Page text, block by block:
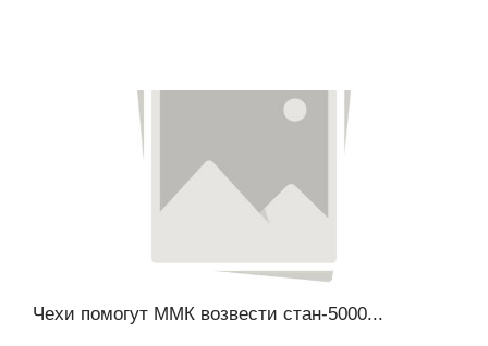
Чехи помогут ММК возвести стан-5000...